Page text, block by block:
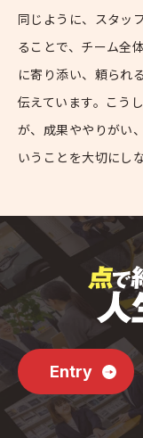
同じように、スタッ
ることで、チーム全
に寄り添い、頼られ
伝えています。こう
が、成果ややりがい
いうことを大切にし
Entry